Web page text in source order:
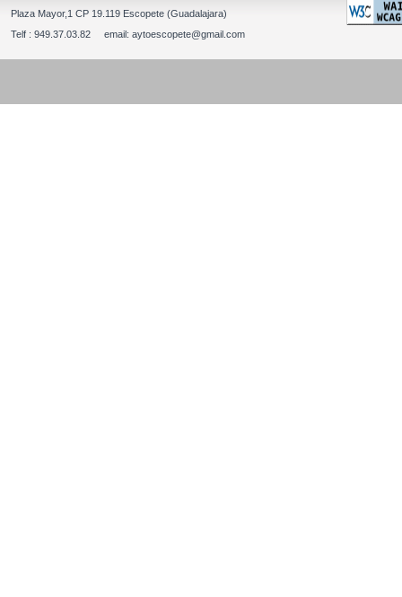
Plaza Mayor,1 CP 19.119 Escopete (Guadalajara)
Telf : 949.37.03.82 email: aytoescopete@gmail.com